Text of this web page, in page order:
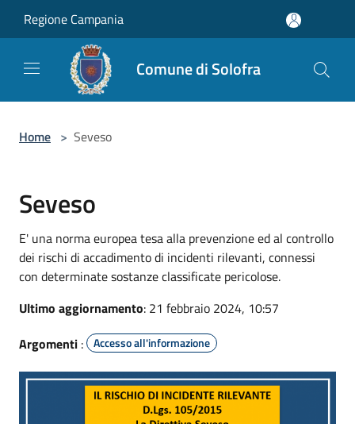
Regione Campania
Comune di Solofra
Home > Seveso
Seveso
E' una norma europea tesa alla prevenzione ed al controllo
dei rischi di accadimento di incidenti rilevanti, connessi
con determinate sostanze classificate pericolose.
Ultimo aggiornamento: 21 febbraio 2024, 10:57
Argomenti : Accesso all'informazione